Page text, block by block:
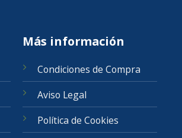
Más información
Condiciones de Compra
Aviso Legal
Política de Cookies